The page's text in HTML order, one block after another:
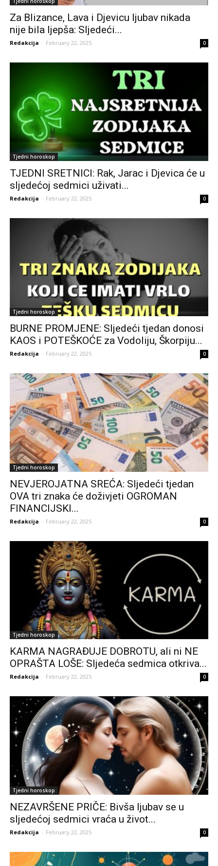
Za Blizance, Lava i Djevicu ljubav nikada
nije bila ljepša: Sljedeći...
Redakcija - February 22, 2025 0
Tjedni horoskop
TJEDNI SRETNICI: Rak, Jarac i Djevica će u
sljedećoj sedmici uživati...
Redakcija - February 22, 2025 0
Tjedni horoskop
BURNE PROMJENE: Sljedeći tjedan donosi
KAOS i POTEŠKOĆE za Vodoliju, Škorpiju...
Redakcija - February 22, 2025 0
Tjedni horoskop
NEVJEROJATNA SREĆA: Sljedeći tjedan
OVA tri znaka će doživjeti OGROMAN
FINANCIJSKI...
Redakcija - February 22, 2025 0
Tjedni horoskop
KARMA NAGRAĐUJE DOBROTU, ali ni NE
OPRAŠTA LOŠE: Sljedeća sedmica otkriva...
Redakcija - February 22, 2025 0
Tjedni horoskop
NEZAVRŠENE PRIČE: Bivša ljubav se u
sljedećoj sedmici vraća u život...
Redakcija - February 22, 2025 0